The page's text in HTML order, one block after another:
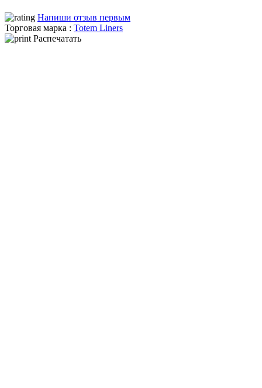
Напиши отзыв первым
Торговая марка : Totem Liners
Распечатать